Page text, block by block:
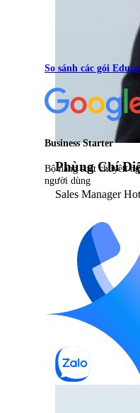
Phùng Chí
Sales Manager
So sánh các gói
Business Starter
Bộ năng suất chuyên
người dùng